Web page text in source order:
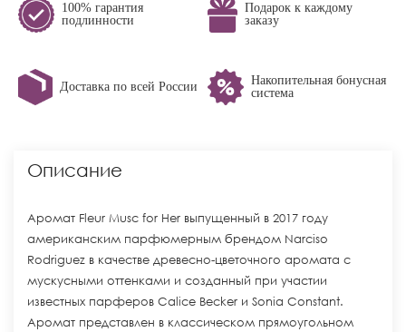
100% гарантия
подлинности
Подарок к каждому
заказу
Доставка по всей России
Накопительная бонусная
система
Описание
Аромат Fleur Musc for Her выпущенный в 2017 году
американским парфюмерным брендом Narciso
Rodriguez в качестве древесно-цветочного аромата с
мускусными оттенками и созданный при участии
известных парферов Calice Becker и Sonia Constant.
Аромат представлен в классическом прямоугольном